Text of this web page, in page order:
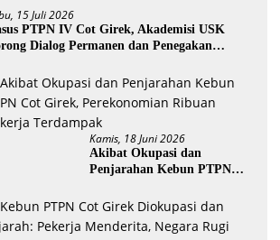
15 Juli 2026
PTPN IV Cot Girek, Akademisi USK
Dialog Permanen dan Penegakan
Kamis, 18 Juni 2026
Akibat Okupasi dan
Penjarahan Kebun PTPN
Ribuan Pekerja Terdampak